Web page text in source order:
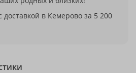
доставкой в Кемерово за 5 200